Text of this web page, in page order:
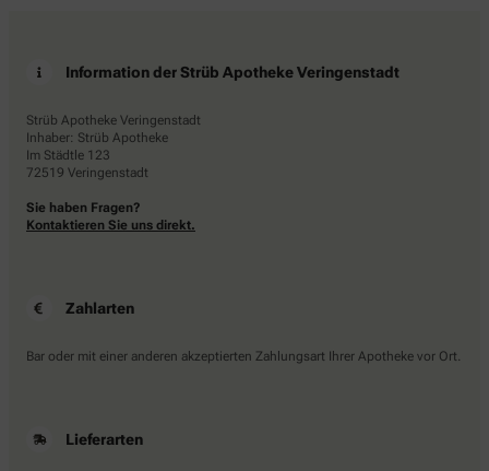
Information der Strüb Apotheke Veringenstadt
Strüb Apotheke Veringenstadt
Inhaber: Strüb Apotheke
Im Städtle 123
72519 Veringenstadt
Sie haben Fragen?
Kontaktieren Sie uns direkt.
Zahlarten
Bar oder mit einer anderen akzeptierten Zahlungsart Ihrer Apotheke vor Ort.
Lieferarten